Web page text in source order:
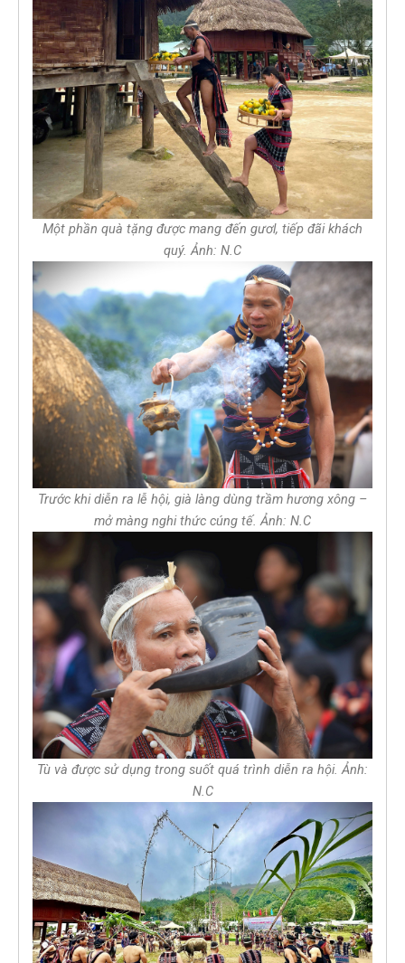
Một phần quà tặng được mang đến gươl, tiếp đãi khách
quý. Ảnh: N.C
Trước khi diễn ra lễ hội, già làng dùng trầm hương xông –
mở màng nghi thức cúng tế. Ảnh: N.C
Tù và được sử dụng trong suốt quá trình diễn ra hội. Ảnh:
N.C